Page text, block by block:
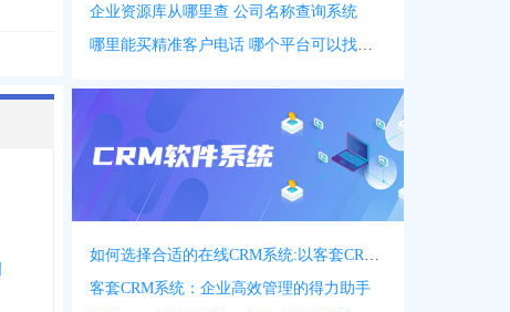
企业资源库从哪里查 公司名称查询系统
哪里能买精准客户电话 哪个平台可以找客户资源
如何选择合适的在线CRM系统:以客套CRM系统为例
客套CRM系统：企业高效管理的得力助手